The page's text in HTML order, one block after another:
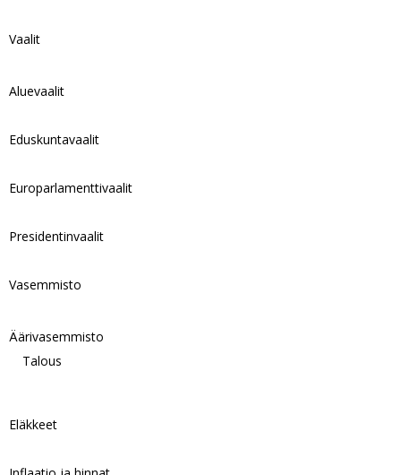
Vaalit
Aluevaalit
Eduskuntavaalit
Europarlamenttivaalit
Presidentinvaalit
Vasemmisto
Äärivasemmisto
Talous
Eläkkeet